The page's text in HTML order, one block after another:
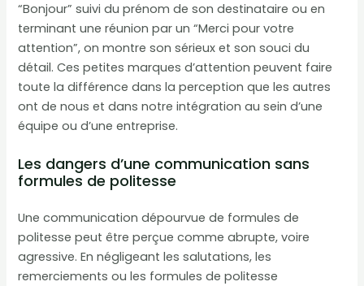
“Bonjour” suivi du prénom de son destinataire ou en
terminant une réunion par un “Merci pour votre
attention”, on montre son sérieux et son souci du
détail. Ces petites marques d’attention peuvent faire
toute la différence dans la perception que les autres
ont de nous et dans notre intégration au sein d’une
équipe ou d’une entreprise.
Les dangers d’une communication sans
formules de politesse
Une communication dépourvue de formules de
politesse peut être perçue comme abrupte, voire
agressive. En négligeant les salutations, les
remerciements ou les formules de politesse